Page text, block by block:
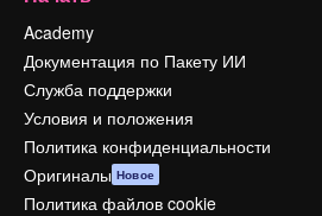
Academy
Документация по Пакету ИИ
Служба поддержки
Условия и положения
Политика конфиденциальности
Оригиналы Новое
Политика файлов cookie